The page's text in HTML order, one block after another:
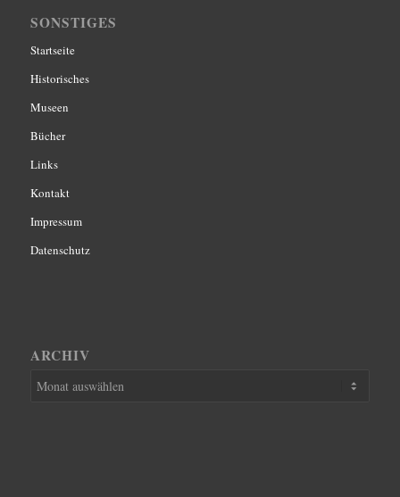
SONSTIGES
Startseite
Historisches
Museen
Bücher
Links
Kontakt
Impressum
Datenschutz
ARCHIV